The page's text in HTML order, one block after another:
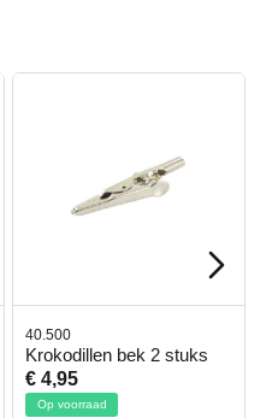
40.500
Krokodillen bek 2 stuks
€ 4,95
Op voorraad